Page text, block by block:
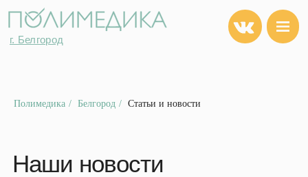
г. Белгород
г. Белгород
Полимедика / Белгород / Статьи и новости